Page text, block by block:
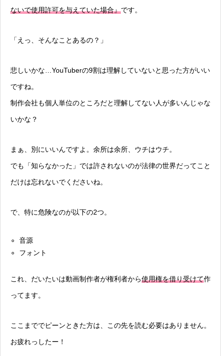
ないで使用許可を与えていた場合』です。
「えっ、そんなことあるの？」
悲しいかな…YouTuberの9割は理解していないと思った方がいい
ですね。
制作会社も個人単位のところだと理解してない人が多いんじゃな
いかな？
まぁ、別にいいんですよ。余所は余所、ウチはウチ。
でも「知らなかった」では許されないのが法律の世界だってこと
だけは忘れないでくださいね。
で、特に危険なのが以下の2つ。
音源
フォント
これ、だいたいは動画制作者が権利者から使用権を借り受けて作
ってます。
ここまででピーンときた方は、この先を読む必要はありません。
お疲れっしたー！